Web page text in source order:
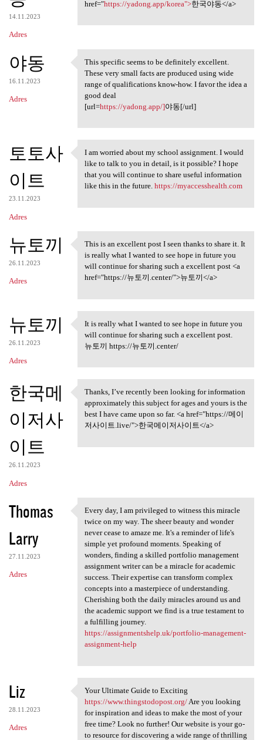
14.11.2023
Adres
href="https://yadong.app/korea">한국야동</a>
야동
16.11.2023
Adres
This specific seems to be
This specific seems to be definitely excellent.
These very small facts are produced using wide
range of qualifications know-how. I favor the idea a
good deal
[url=https://yadong.app/]야동[/url]
토토사
이트
23.11.2023
Adres
I am worried about my school
I am worried about my school assignment. I would
like to talk to you in detail, is it possible? I hope
that you will continue to share useful information
like this in the future. https://myaccesshealth.com
뉴토끼
26.11.2023
Adres
This is an excellent post I
This is an excellent post I seen thanks to share it. It
is really what I wanted to see hope in future you
will continue for sharing such a excellent post <a
href="https://뉴토끼.center/">뉴토끼</a>
뉴토끼
26.11.2023
Adres
It is really what I wanted to
It is really what I wanted to see hope in future you
will continue for sharing such a excellent post.
뉴토끼 https://뉴토끼.center/
한국메
이저사
이트
26.11.2023
Adres
Thanks, I’ve recently been
Thanks, I’ve recently been looking for information
approximately this subject for ages and yours is the
best I have came upon so far. <a href="https://메이
저사이트.live/">한국메이저사이트</a>
Thomas
Larry
27.11.2023
Adres
Every day, I am privileged to
Every day, I am privileged to witness this miracle
twice on my way. The sheer beauty and wonder
never cease to amaze me. It's a reminder of life's
simple yet profound moments. Speaking of
wonders, finding a skilled portfolio management
assignment writer can be a miracle for academic
success. Their expertise can transform complex
concepts into a masterpiece of understanding.
Cherishing both the daily miracles around us and
the academic support we find is a true testament to
a fulfilling journey.
https://assignmentshelp.uk/portfolio-management-
assignment-help
Liz
28.11.2023
Adres
Your Ultimate Guide to
Your Ultimate Guide to Exciting
https://www.thingstodopost.org/Are you looking
for inspiration and ideas to make the most of your
free time? Look no further! Our website is your go-
to resource for discovering a wide range of thrilling